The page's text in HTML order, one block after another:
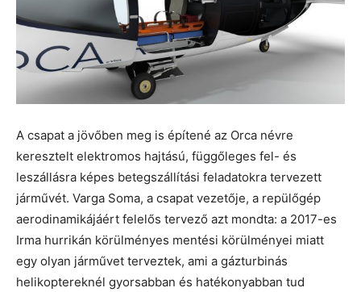
A csapat a jövőben meg is építené az Orca névre
keresztelt elektromos hajtású, függőleges fel- és
leszállásra képes betegszállítási feladatokra tervezett
járművét. Varga Soma, a csapat vezetője, a repülőgép
aerodinamikájáért felelős tervező azt mondta: a 2017-es
Irma hurrikán körülményes mentési körülményei miatt
egy olyan járművet terveztek, ami a gázturbinás
helikoptereknél gyorsabban és hatékonyabban tud